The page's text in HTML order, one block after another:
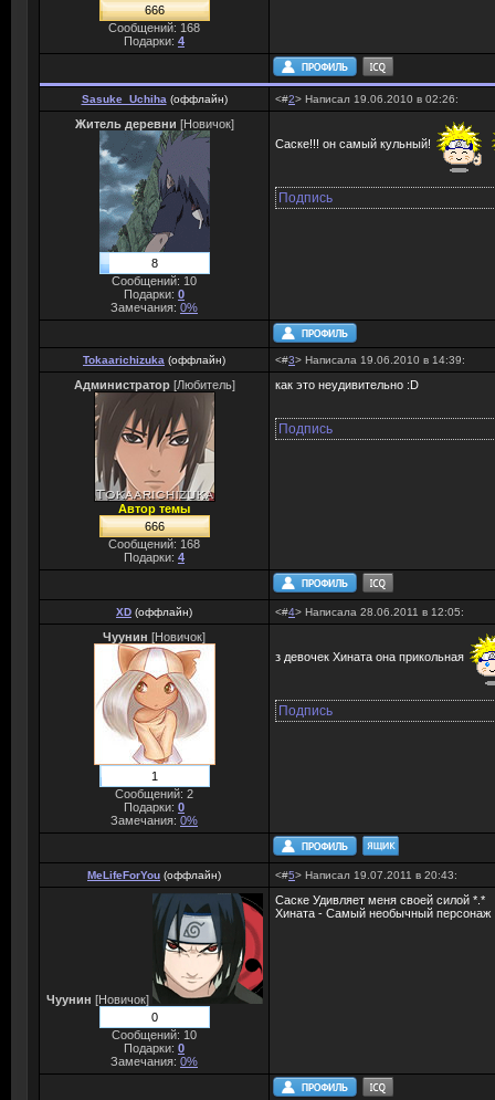
666
Сообщений: 168
Подарки: 4
Sasuke_Uchiha (оффлайн) <#2> Написал 19.06.2010 в 02:26:
Житель деревни [Новичок]
8
Сообщений: 10
Подарки: 0
Замечания: 0%
Саске!!! он самый кульный!
Подпись
Tokaarichizuka (оффлайн) <#3> Написала 19.06.2010 в 14:39:
Администратор[Любитель]
Автор темы
666
Сообщений: 168
Подарки: 4
как это неудивительно :D
Подпись
XD (оффлайн) <#4> Написала 28.06.2011 в 12:05:
Чуунин [Новичок]
1
Сообщений: 2
Подарки: 0
Замечания: 0%
з девочек Хината она прикольная
Подпись
MeLifeForYou (оффлайн) <#5> Написал 19.07.2011 в 20:43:
Чуунин [Новичок]
0
Сообщений: 10
Подарки: 0
Замечания: 0%
Саске Удивляет меня своей силой *.*
Хината - Самый необычный персонаж